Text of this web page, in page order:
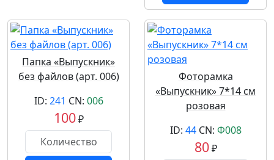
Папка «Выпускник»
без файлов (арт. 006)
ID: 241 CN: 006
100₽
Фоторамка
«Выпускник» 7*14 см
розовая
ID: 44CN: Ф008
80₽